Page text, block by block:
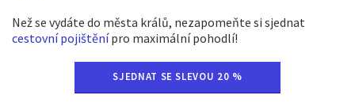
Než se vydáte do města králů, nezapomeňte si sjednat
cestovní pojištěnípro maximální pohodlí!
SJEDNAT SE SLEVOU 20 %